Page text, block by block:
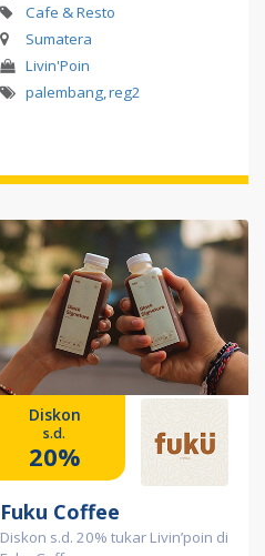
Cafe & Resto
Sumatera
Livin'Poin
palembang,reg2
Diskon
s.d.
20%
Fuku Coffee
Diskon s.d. 20% tukar Livin’poin di